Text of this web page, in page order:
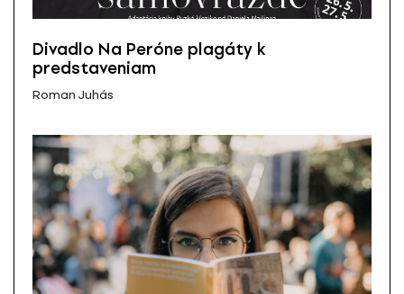
Divadlo Na Peróne plagáty k
predstaveniam
Roman Juhás